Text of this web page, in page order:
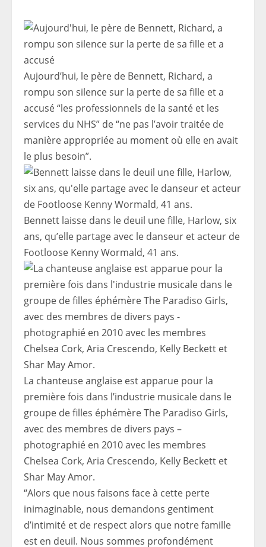
Aujourd’hui, le père de Bennett, Richard, a
rompu son silence sur la perte de sa fille et a
accusé “les professionnels de la santé et les
services du NHS” de “ne pas l’avoir traitée de
manière appropriée au moment où elle en avait
le plus besoin”.
Bennett laisse dans le deuil une fille, Harlow, six
ans, qu’elle partage avec le danseur et acteur de
Footloose Kenny Wormald, 41 ans.
La chanteuse anglaise est apparue pour la
première fois dans l’industrie musicale dans le
groupe de filles éphémère The Paradiso Girls,
avec des membres de divers pays –
photographié en 2010 avec les membres
Chelsea Cork, Aria Crescendo, Kelly Beckett et
Shar May Amor.
“Alors que nous faisons face à cette perte
inimaginable, nous demandons gentiment
d’intimité et de respect alors que notre famille
est en deuil. Nous sommes profondément